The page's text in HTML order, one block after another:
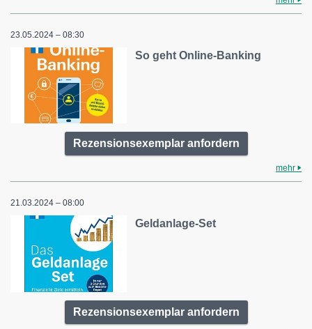
23.05.2024 – 08:30
So geht Online-Banking
Rezensionsexemplar anfordern
mehr
21.03.2024 – 08:00
Geldanlage-Set
Rezensionsexemplar anfordern